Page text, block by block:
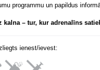
programmu un papildus
kalna – tur, kur adrenalīns
ienest/ievest: